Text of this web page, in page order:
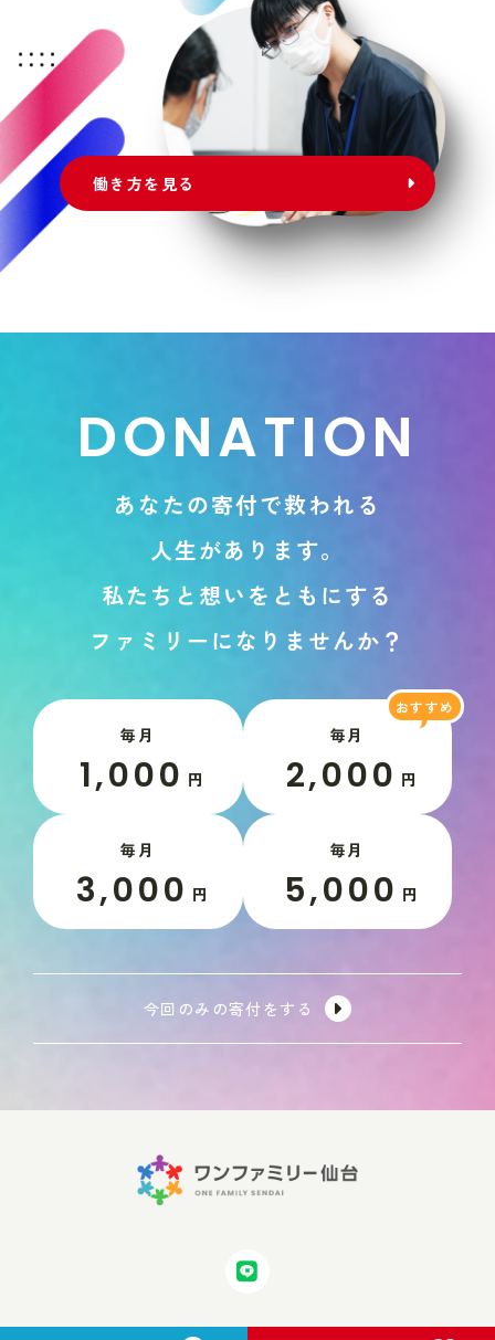
働き方を見る
DONATION
あ な たの寄付で救われ る
人生があ り ま す。
私た ち と 想い を と も にする
フ ァ ミ リ ーに な り ま せんか ？
毎月
1,000 円
毎月
2,000 円
毎月
3,000 円
毎月
5,000 円
今回のみの寄付をする